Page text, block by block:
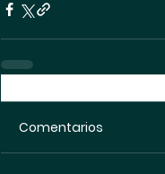
Comentarios